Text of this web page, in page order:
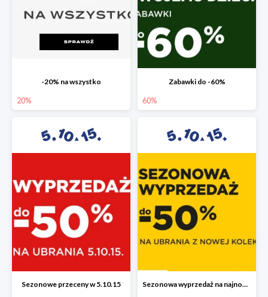
-20% na wszystko
20%
Zabawki do -60%
60%
Sezonowe przeceny w 5.10.15 Sezonowa wyprzedaż na najnowszą kolekcję do -50%